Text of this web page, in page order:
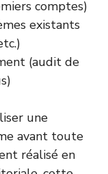
comptes)
existants
(audit de
une
avant toute
réalisé en